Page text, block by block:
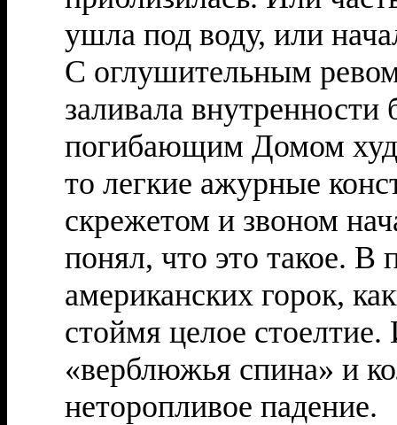
ушла под воду, или
С оглушительным
заливала
погибающим Домом
то легкие ажурные
скрежетом и звоном
понял, что это такое. В
американских горок,
стоймя целое
«верблюжья спина» и
неторопливое падение.